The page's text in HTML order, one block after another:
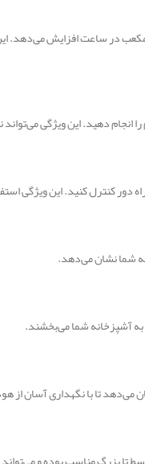
میلان با مجهز بودن به موتور پرقدرت، میزان مکش
دهید. این ویژگی
دور کنترل کنید. این ویژگی
شما نشان می‌دهد.
تا با نگهداری آسان از